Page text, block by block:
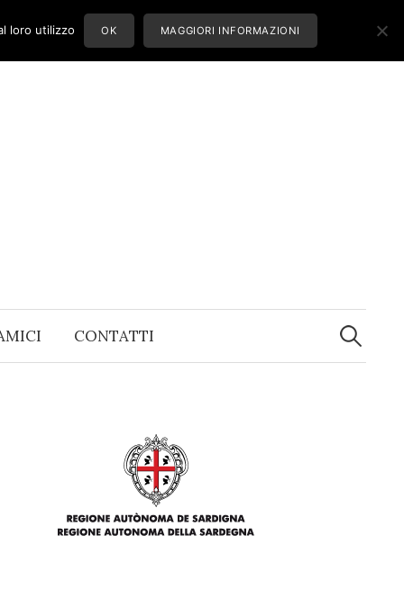
CONTATTI
Ricerca
per:
loro utilizzo OK MAGGIORI INFORMAZIONI